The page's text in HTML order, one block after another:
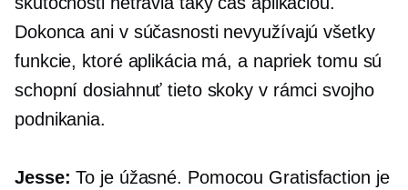
Dokonca ani v súčasnosti nevyužívajú všetky
funkcie, ktoré aplikácia má, a napriek tomu sú
schopní dosiahnuť tieto skoky v rámci svojho
podnikania.
Jesse: To je úžasné. Pomocou Gratisfaction je